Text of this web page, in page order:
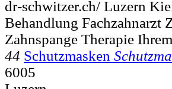
dr-schwitzer.ch/ Luzern
Behandlung Fachzahnarzt
Zahnspange Therapie
44 Schutzmasken
6005